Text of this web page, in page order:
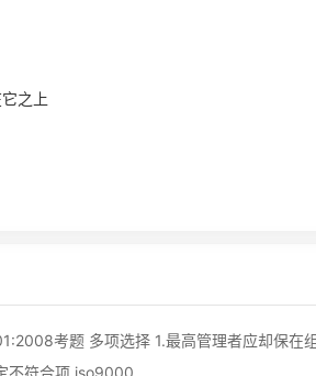
之上
不符合项 iso9000